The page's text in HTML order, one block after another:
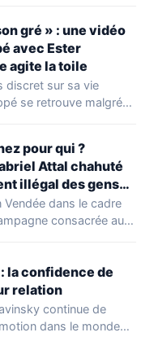
gré » : une vidéo
avec Ester
agite la toile
discret sur sa vie
se retrouve malgré
pour qui ?
Attal chahuté
illégal des gens
Vendée dans le cadre
consacrée aux
la confidence de
relation
continue de
dans le monde